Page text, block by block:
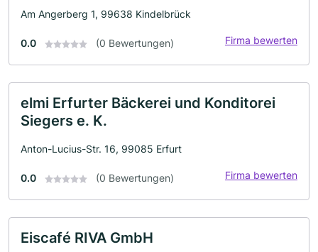
Am Angerberg 1, 99638 Kindelbrück
0.0 (0 Bewertungen) Firma bewerten
elmi Erfurter Bäckerei und Konditorei
Siegers e. K.
Anton-Lucius-Str. 16, 99085 Erfurt
0.0 (0 Bewertungen) Firma bewerten
Eiscafé RIVA GmbH